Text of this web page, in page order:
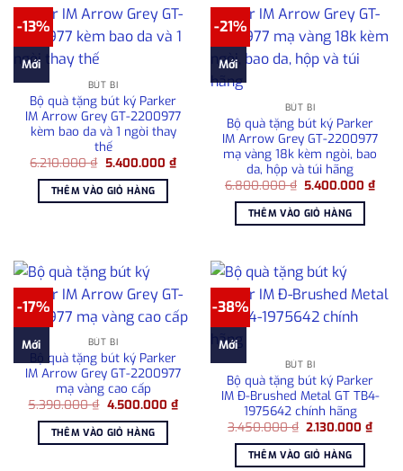
-13%
Mới
BÚT BI
Bộ quà tặng bút ký Parker
IM Arrow Grey GT-2200977
kèm bao da và 1 ngòi thay
thế
6.210.000₫ Giá
là:
6.210.000 ₫.
5.400.000 ₫Giá
hiện
5.400.000 ₫.
THÊM VÀO GIỎ HÀNG
-21%
Mới
BÚT BI
Bộ quà tặng bút ký Parker
IM Arrow Grey GT-2200977
mạ vàng 18k kèm ngòi, bao
da, hộp và túi hãng
6.800.000₫ Giá
là:
6.800.000 ₫.
5.400.000₫Giá
hiện
THÊM VÀO GIỎ HÀNG
-17%
Mới BÚT BI
Bộ quà tặng bút ký Parker
IM Arrow Grey GT-2200977
mạ vàng cao cấp
5.390.000₫ Giá
là:
5.390.000 ₫.
4.500.000 ₫Giá
hiện
4.500.000 ₫.
THÊM VÀO GIỎ HÀNG
-38%
Mới
BÚT BI
Bộ quà tặng bút ký Parker
IM Đ-Brushed Metal GT TB4-
1975642 chính hãng
3.450.000₫ Giá
là:
3.450.000 ₫.
2.130.000₫Giá
hiện
THÊM VÀO GIỎ HÀNG